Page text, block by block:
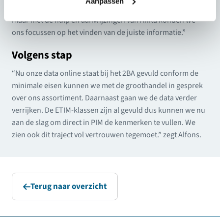
PIM te vullen. Dit monnikenwerk hebben we zelf gedaan
maar met de hulp en aanwijzingen van Anita konden we
ons focussen op het vinden van de juiste informatie.”
Volgens stap
“Nu onze data online staat bij het 2BA gevuld conform de
minimale eisen kunnen we met de groothandel in gesprek
over ons assortiment. Daarnaast gaan we de data verder
verrijken. De ETIM-klassen zijn al gevuld dus kunnen we nu
aan de slag om direct in PIM de kenmerken te vullen. We
zien ook dit traject vol vertrouwen tegemoet.” zegt Alfons.
Terug naar overzicht